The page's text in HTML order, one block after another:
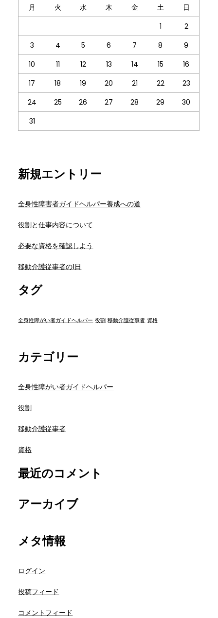
月 火 水 木 金 土
日
1
2
3
4 5 6 7 8
9
10
11 12 13 14 15
16
17
18 19 20 21 22
23
24
25 26 27 28 29
30
31
新規エントリー
全身性障害者ガイドヘルパー養成への道
役割と仕事内容について
必要な資格を確認しよう
移動介護従事者の1日
タグ
全身性障がい者ガイドヘルパー 役割 移動介護従事者 資格
カテゴリー
全身性障がい者ガイドヘルパー
役割
移動介護従事者
資格
最近のコメント
アーカイブ
メタ情報
ログイン
投稿フィード
コメントフィード